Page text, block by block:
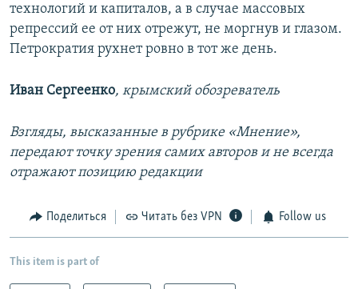
технологий и капиталов, а в случае массовых
репрессий ее от них отрежут, не моргнув и глазом.
Петрократия рухнет ровно в тот же день.
Иван Сергеенко, крымский обозреватель
Взгляды, высказанные в рубрике «Мнение»,
передают точку зрения самих авторов и не всегда
отражают позицию редакции
Поделиться Читать без VPN Follow us
This item is part of